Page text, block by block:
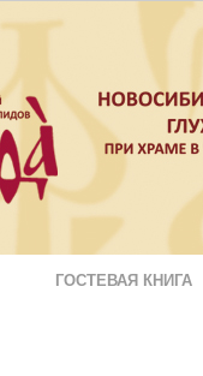
ГОСТЕВАЯ КНИГА